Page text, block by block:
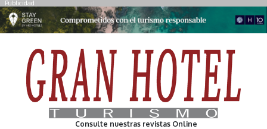
Publicidad
Consulte nuestras revistas Online